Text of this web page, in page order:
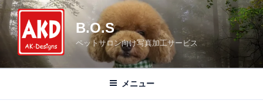
コ
テ
B.O.S
ペットサロン向け写真加工サービス
メニュー